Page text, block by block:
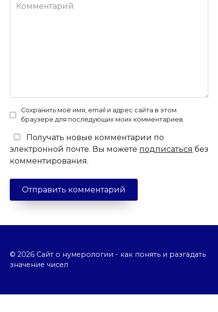
Комментарий
Сохранить моё имя, email и адрес сайта в этом
браузере для последующих моих комментариев.
Получать новые комментарии по
электронной почте. Вы можете подписаться без
комментирования.
© 2026 Сайт о нумерологии - как понять и разгадать
значение чисел